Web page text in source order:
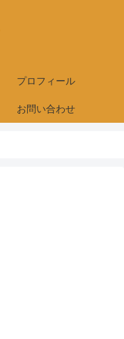
プロフィール
お問い合わせ